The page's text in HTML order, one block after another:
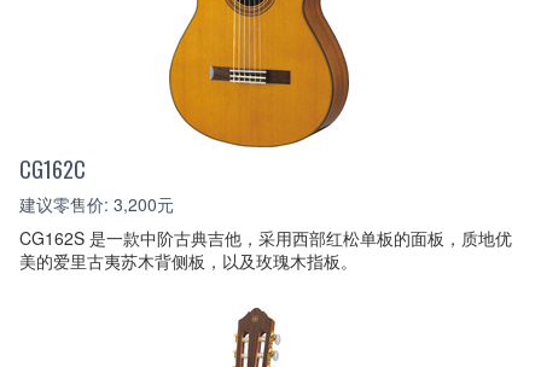
CG162C
建议零售价: 3,200元
CG162S 是一款中阶古典吉他，采用西部红松单板的面板，质地优
美的爱里古夷苏木背侧板，以及玫瑰木指板。